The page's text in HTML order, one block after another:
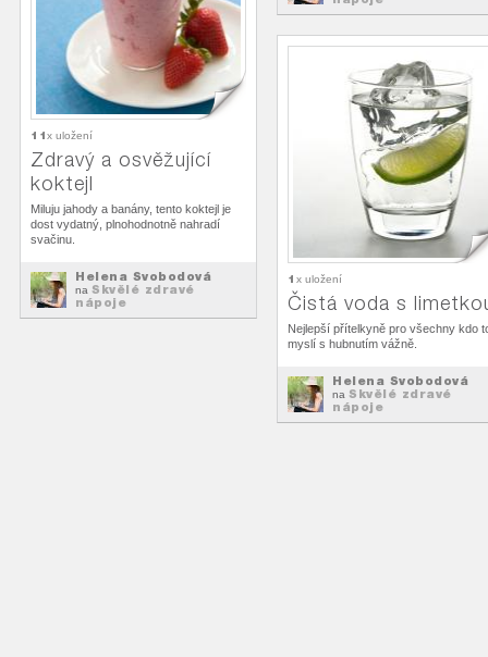
11x uložení
Zdravý a osvěžující
koktejl
Miluju jahody a banány, tento koktejl je
dost vydatný, plnohodnotně nahradí
svačinu.
Helena Svobodová
na Skvělé zdravé
nápoje
1 x uložení
Čistá voda s
Nejlepší přítelkyně pro všechny kdo
myslí s hubnutím vážně.
Helena Svobodová
na Skvělé zdravé
nápoje